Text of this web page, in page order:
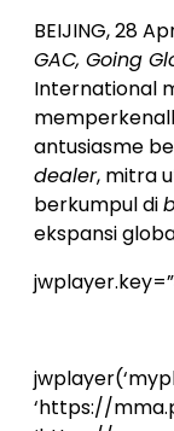
BEIJING, 28
GAC, Going
International
antusiasme
dealer, mitra
berkumpul di
ekspansi
‘https://